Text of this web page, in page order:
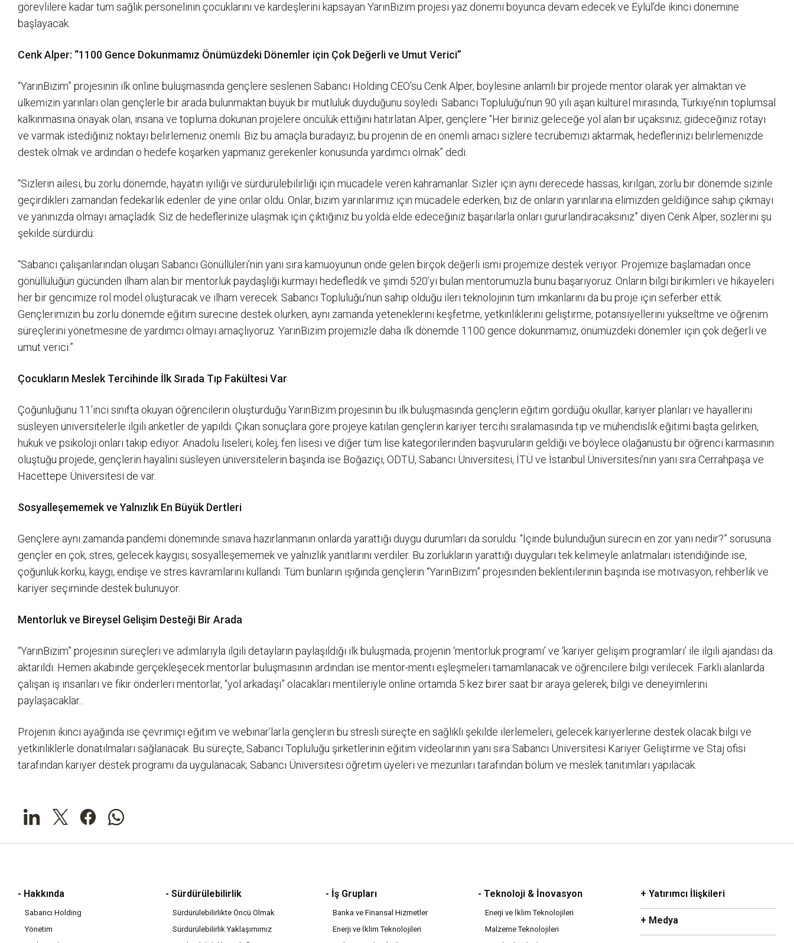
görevlilere kadar tüm sağlık personelinin çocuklarını ve kardeşlerini kapsayan YarınBizim projesi yaz dönemi boyunca devam edecek ve Eylül’de ikinci dönemine
başlayacak.
Cenk Alper: “1100 Gence Dokunmamız Önümüzdeki Dönemler için Çok Değerli ve Umut Verici”
“YarınBizim” projesinin ilk online buluşmasında gençlere seslenen Sabancı Holding CEO’su Cenk Alper, böylesine anlamlı bir projede mentor olarak yer almaktan ve
ülkemizin yarınları olan gençlerle bir arada bulunmaktan büyük bir mutluluk duyduğunu söyledi. Sabancı Topluluğu’nun 90 yılı aşan kültürel mirasında, Türkiye’nin toplumsal
kalkınmasına önayak olan, insana ve topluma dokunan projelere öncülük ettiğini hatırlatan Alper, gençlere “Her biriniz geleceğe yol alan bir uçaksınız; gideceğiniz rotayı
ve varmak istediğiniz noktayı belirlemeniz önemli. Biz bu amaçla buradayız; bu projenin de en önemli amacı sizlere tecrübemizi aktarmak, hedeflerinizi belirlemenizde
destek olmak ve ardından o hedefe koşarken yapmanız gerekenler konusunda yardımcı olmak” dedi.
“Sizlerin ailesi, bu zorlu dönemde, hayatın iyiliği ve sürdürülebilirliği için mücadele veren kahramanlar. Sizler için aynı derecede hassas, kırılgan, zorlu bir dönemde sizinle
geçirdikleri zamandan fedekarlık edenler de yine onlar oldu. Onlar, bizim yarınlarımız için mücadele ederken, biz de onların yarınlarına elimizden geldiğince sahip çıkmayı
ve yanınızda olmayı amaçladık. Siz de hedeflerinize ulaşmak için çıktığınız bu yolda elde edeceğiniz başarılarla onları gururlandıracaksınız” diyen Cenk Alper, sözlerini şu
şekilde sürdürdü:
“Sabancı çalışanlarından oluşan Sabancı Gönüllüleri’nin yanı sıra kamuoyunun önde gelen birçok değerli ismi projemize destek veriyor. Projemize başlamadan önce
gönüllülüğün gücünden ilham alan bir mentorluk paydaşlığı kurmayı hedefledik ve şimdi 520’yi bulan mentorumuzla bunu başarıyoruz. Onların bilgi birikimleri ve hikayeleri
her bir gencimize rol model oluşturacak ve ilham verecek. Sabancı Topluluğu’nun sahip olduğu ileri teknolojinin tüm imkanlarını da bu proje için seferber ettik.
Gençlerimizin bu zorlu dönemde eğitim sürecine destek olurken, aynı zamanda yeteneklerini keşfetme, yetkinliklerini geliştirme, potansiyellerini yükseltme ve öğrenim
süreçlerini yönetmesine de yardımcı olmayı amaçlıyoruz. YarınBizim projemizle daha ilk dönemde 1100 gence dokunmamız, önümüzdeki dönemler için çok değerli ve
umut verici.”
Çocukların Meslek Tercihinde İlk Sırada Tıp Fakültesi Var
Çoğunluğunu 11’inci sınıfta okuyan öğrencilerin oluşturduğu YarınBizim projesinin bu ilk buluşmasında gençlerin eğitim gördüğü okullar, kariyer planları ve hayallerini
süsleyen üniversitelerle ilgili anketler de yapıldı. Çıkan sonuçlara göre projeye katılan gençlerin kariyer tercihi sıralamasında tıp ve mühendislik eğitimi başta gelirken,
hukuk ve psikoloji onları takip ediyor. Anadolu liseleri, kolej, fen lisesi ve diğer tüm lise kategorilerinden başvuruların geldiği ve böylece olağanüstü bir öğrenci karmasının
oluştuğu projede, gençlerin hayalini süsleyen üniversitelerin başında ise Boğaziçi, ODTÜ, Sabancı Üniversitesi, İTÜ ve İstanbul Üniversitesi’nin yanı sıra Cerrahpaşa ve
Hacettepe Üniversitesi de var.
Sosyalleşememek ve Yalnızlık En Büyük Dertleri
Gençlere aynı zamanda pandemi döneminde sınava hazırlanmanın onlarda yarattığı duygu durumları da soruldu. “İçinde bulunduğun sürecin en zor yanı nedir?” sorusuna
gençler en çok, stres, gelecek kaygısı, sosyalleşememek ve yalnızlık yanıtlarını verdiler. Bu zorlukların yarattığı duyguları tek kelimeyle anlatmaları istendiğinde ise,
çoğunluk korku, kaygı, endişe ve stres kavramlarını kullandı. Tüm bunların ışığında gençlerin “YarınBizim” projesinden beklentilerinin başında ise motivasyon, rehberlik ve
kariyer seçiminde destek bulunuyor.
Mentorluk ve Bireysel Gelişim Desteği Bir Arada
“YarınBizim” projesinin süreçleri ve adımlarıyla ilgili detayların paylaşıldığı ilk buluşmada, projenin ‘mentorluk programı’ ve ‘kariyer gelişim programları’ ile ilgili ajandası da
aktarıldı. Hemen akabinde gerçekleşecek mentorlar buluşmasının ardından ise mentor-menti eşleşmeleri tamamlanacak ve öğrencilere bilgi verilecek. Farklı alanlarda
çalışan iş insanları ve fikir önderleri mentorlar, “yol arkadaşı” olacakları mentileriyle online ortamda 5 kez birer saat bir araya gelerek, bilgi ve deneyimlerini
paylaşacaklar..
Projenin ikinci ayağında ise çevrimiçi eğitim ve webinar’larla gençlerin bu stresli süreçte en sağlıklı şekilde ilerlemeleri, gelecek kariyerlerine destek olacak bilgi ve
yetkinliklerle donatılmaları sağlanacak. Bu süreçte, Sabancı Topluluğu şirketlerinin eğitim videolarının yanı sıra Sabancı Üniversitesi Kariyer Geliştirme ve Staj ofisi
tarafından kariyer destek programı da uygulanacak; Sabancı Üniversitesi öğretim üyeleri ve mezunları tarafından bölüm ve meslek tanıtımları yapılacak.
- Hakkında
Sabancı Holding
Yönetim
- Sürdürülebilirlik
Sürdürülebilirlikte Öncü Olmak
Sürdürülebilirlik Yaklaşımımız
- İş Grupları
Banka ve Finansal Hizmetler
Enerji ve İklim Teknolojileri
- Teknoloji & İnovasyon
Enerji ve İklim Teknolojileri
Malzeme Teknolojileri
+ Yatırımcı İlişkileri
+ Medya